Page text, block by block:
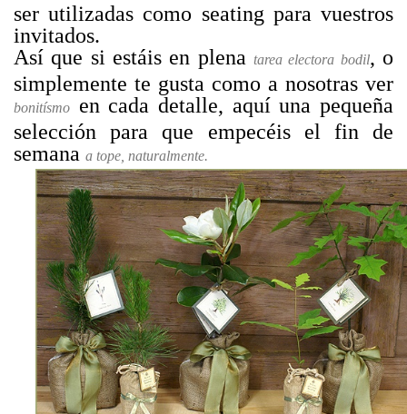
ser utilizadas como seating para vuestros
invitados.
Así que si estáis en plena tarea electora bodil, o
simplemente te gusta como a nosotras ver
bonitísmo
en cada detalle, aquí una pequeña
selección para que empecéis el fin de
semana a tope, naturalmente.